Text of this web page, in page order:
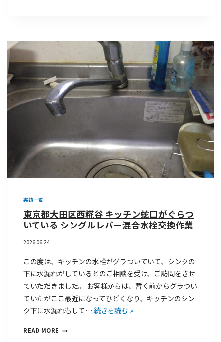
実績一覧
東京都大田区西糀谷 キッチン蛇口がぐらつ
いている シングルレバー混合水栓交換作業
2026.06.24
この度は、キッチンの水栓がグラついていて、シンクの
下に水漏れがしているとのご相談を受け、ご訪問をさせ
ていただきました。 お客様からは、暫く前からグラつい
ていたがここ最近になってひどくなり、キッチンのシン
ク下に水漏れもして… 続きを読む »
READ MORE